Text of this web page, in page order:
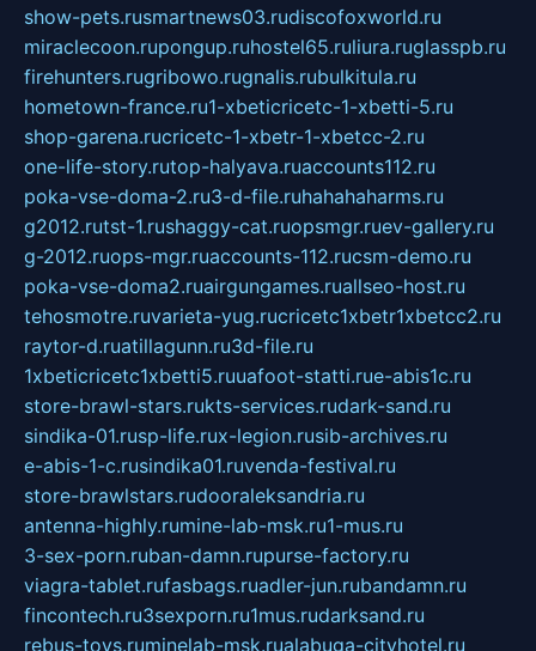
show-pets.rusmartnews03.rudiscofoxworld.ru
miraclecoon.rupongup.ruhostel65.ruliura.ruglasspb.ru
firehunters.rugribowo.rugnalis.rubulkitula.ru
hometown-france.ru1-xbeticricetc-1-xbetti-5.ru
shop-garena.rucricetc-1-xbetr-1-xbetcc-2.ru
one-life-story.rutop-halyava.ruaccounts112.ru
poka-vse-doma-2.ru3-d-file.ruhahahaharms.ru
g2012.rutst-1.rushaggy-cat.ruopsmgr.ruev-gallery.ru
g-2012.ruops-mgr.ruaccounts-112.rucsm-demo.ru
poka-vse-doma2.ruairgungames.ruallseo-host.ru
tehosmotre.ruvarieta-yug.rucricetc1xbetr1xbetcc2.ru
raytor-d.ruatillagunn.ru3d-file.ru
1xbeticricetc1xbetti5.ruuafoot-statti.rue-abis1c.ru
store-brawl-stars.rukts-services.rudark-sand.ru
sindika-01.rusp-life.rux-legion.rusib-archives.ru
e-abis-1-c.rusindika01.ruvenda-festival.ru
store-brawlstars.rudooraleksandria.ru
antenna-highly.rumine-lab-msk.ru1-mus.ru
3-sex-porn.ruban-damn.rupurse-factory.ru
viagra-tablet.rufasbags.ruadler-jun.rubandamn.ru
fincontech.ru3sexporn.ru1mus.rudarksand.ru
rebus-toys.ruminelab-msk.rualabuga-cityhotel.ru